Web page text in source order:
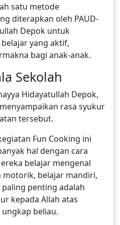
satu metode
diterapkan oleh PAUD-
Depok untuk
yang aktif,
bagi anak-anak.
Sekolah
Hidayatullah Depok,
rasa syukur
tersebut.
Fun Cooking ini
hal dengan cara
belajar mengenal
motorik, belajar mandiri,
penting adalah
kepada Allah atas
beliau.